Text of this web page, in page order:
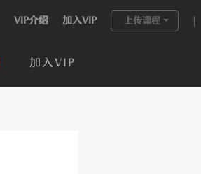
VIP介绍 加入VIP 上传课程
加入VIP